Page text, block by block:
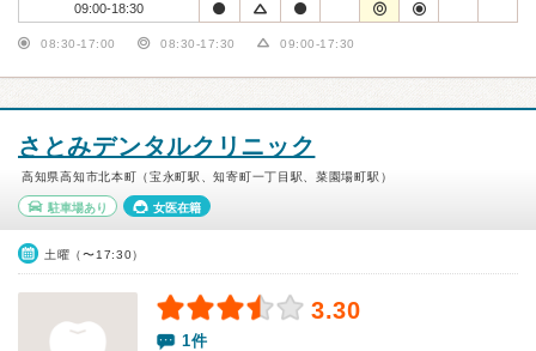
09:00-18:30
08:30-17:00 08:30-17:30 09:00-17:30
さとみデンタルクリニック
高知県高知市北本町（宝永町駅、知寄町一丁目駅、菜園場町駅）
駐車場あり 女医在籍
土曜（〜17:30）
3.30
1件